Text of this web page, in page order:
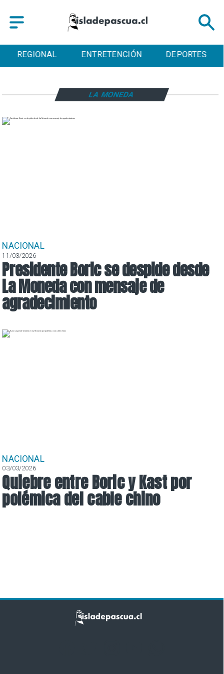
REGIONAL ENTRETENCIÓN DEPORTES
NACIONAL
11/03/2026
Presidente Boric se despide desde
La Moneda con mensaje de
agradecimiento
NACIONAL
03/03/2026
Quiebre entre Boric y Kast por
polémica del cable chino
LA MONEDA